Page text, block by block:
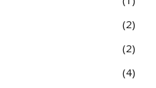
2
2
4